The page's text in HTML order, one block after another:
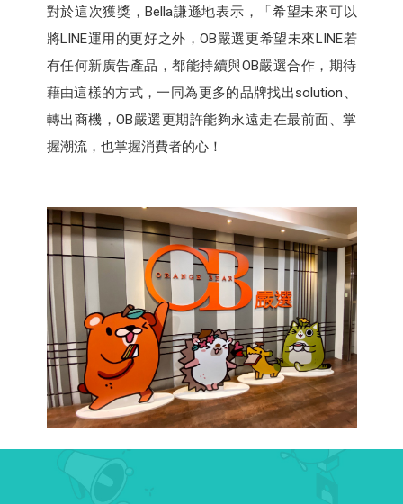
對於這次獲獎，Bella謙遜地表示，「希望未來可以
將LINE運用的更好之外，OB嚴選更希望未來LINE若
有任何新廣告產品，都能持續與OB嚴選合作，期待
藉由這樣的方式，一同為更多的品牌找出solution、
轉出商機，OB嚴選更期許能夠永遠走在最前面、掌
握潮流，也掌握消費者的心！